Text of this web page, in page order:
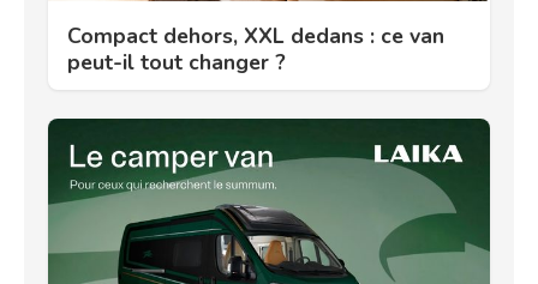
Compact dehors, XXL dedans : ce van
peut-il tout changer ?